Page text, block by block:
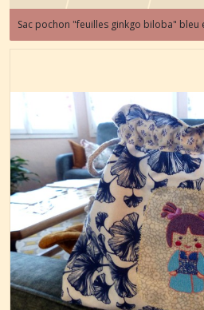
Sac pochon "feuilles ginkgo biloba" bleu